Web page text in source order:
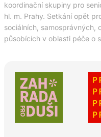
koordinační skupiny pro
hl. m. Prahy. Setkání opět
sociálních, samosprávných,
působících v oblasti péče o